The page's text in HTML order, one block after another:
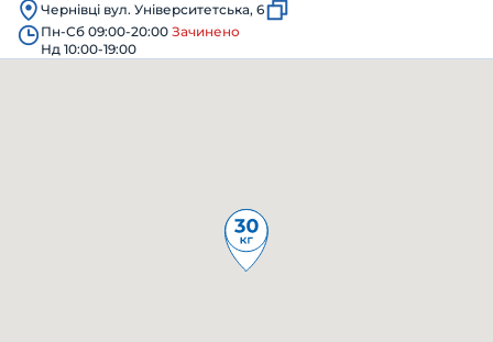
Чернівці вул. Університетська, 6
Пн-Сб 09:00-20:00 Зачинено
Нд 10:00-19:00